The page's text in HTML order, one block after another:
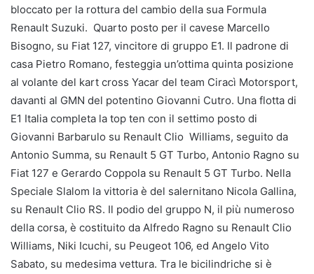
bloccato per la rottura del cambio della sua Formula
Renault Suzuki. Quarto posto per il cavese Marcello
Bisogno, su Fiat 127, vincitore di gruppo E1. Il padrone di
casa Pietro Romano, festeggia un’ottima quinta posizione
al volante del kart cross Yacar del team Ciracì Motorsport,
davanti al GMN del potentino Giovanni Cutro. Una flotta di
E1 Italia completa la top ten con il settimo posto di
Giovanni Barbarulo su Renault Clio Williams, seguito da
Antonio Summa, su Renault 5 GT Turbo, Antonio Ragno su
Fiat 127 e Gerardo Coppola su Renault 5 GT Turbo. Nella
Speciale Slalom la vittoria è del salernitano Nicola Gallina,
su Renault Clio RS. Il podio del gruppo N, il più numeroso
della corsa, è costituito da Alfredo Ragno su Renault Clio
Williams, Niki Icuchi, su Peugeot 106, ed Angelo Vito
Sabato, su medesima vettura. Tra le bicilindriche si è